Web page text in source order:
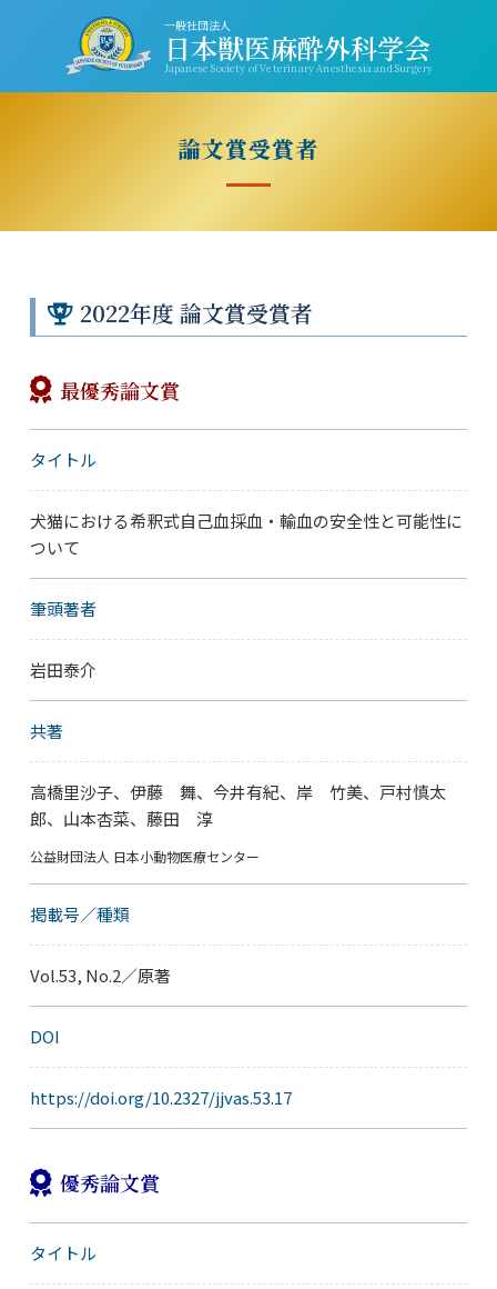
一般社団法人
日本獣医麻酔外科学会
Japanese Society of Veterinary Anesthesia and Surgery
論文賞受賞者
2022年度 論文賞受賞者
最優秀論文賞
タイトル
犬猫における希釈式自己血採血・輸血の安全性と可能性に
ついて
筆頭著者
岩田泰介
共著
高橋里沙子、伊藤 舞、今井有紀、岸 竹美、戸村慎太
郎、山本杏菜、藤田 淳
公益財団法人 日本小動物医療センター
掲載号／種類
Vol.53, No.2／原著
DOI
https://doi.org/10.2327/jjvas.53.17
優秀論文賞
タイトル